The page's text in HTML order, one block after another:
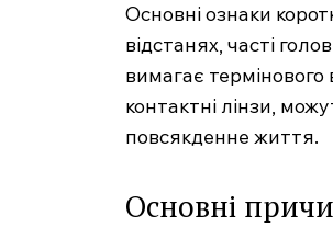
Основні ознаки
відстанях, часті
вимагає термінового
контактні лінзи,
повсякденне життя.
Основні